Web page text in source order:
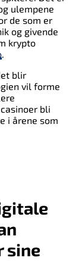
ulempene
de som er
og givende
krypto
.
blir
vil forme
bli
i årene som
sine